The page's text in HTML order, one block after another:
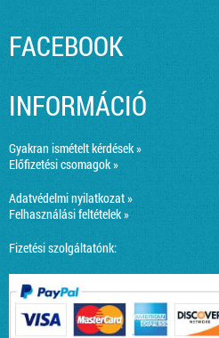
FACEBOOK
INFORMÁCIÓ
Gyakran ismételt kérdések »
Előfizetési csomagok »
Adatvédelmi nyilatkozat »
Felhasználási feltételek »
Fizetési szolgáltatónk: